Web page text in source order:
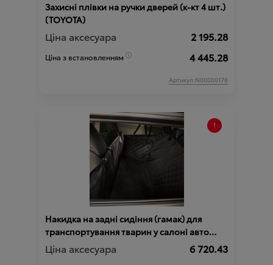
Захисні плівки на ручки дверей (к-кт 4 шт.)
(TOYOTA)
Ціна аксесуара 2 195.28
Ціна з встановленням 4 445.28
Артикул:N00000178
Накидка на задні сидіння (гамак) для
транспортування тварин у салоні авто
(TOYOTA)
Ціна аксесуара 6 720.43